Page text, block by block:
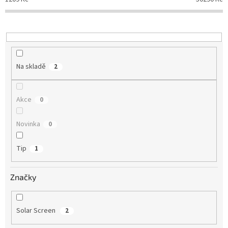
r
o
u
Na skladě 2
Akce 0
Novinka 0
Tip 1
Značky
Solar Screen 2